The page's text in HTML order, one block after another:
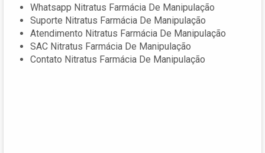
Whatsapp Nitratus Farmácia De Manipulação
Suporte Nitratus Farmácia De Manipulação
Atendimento Nitratus Farmácia De Manipulação
SAC Nitratus Farmácia De Manipulação
Contato Nitratus Farmácia De Manipulação